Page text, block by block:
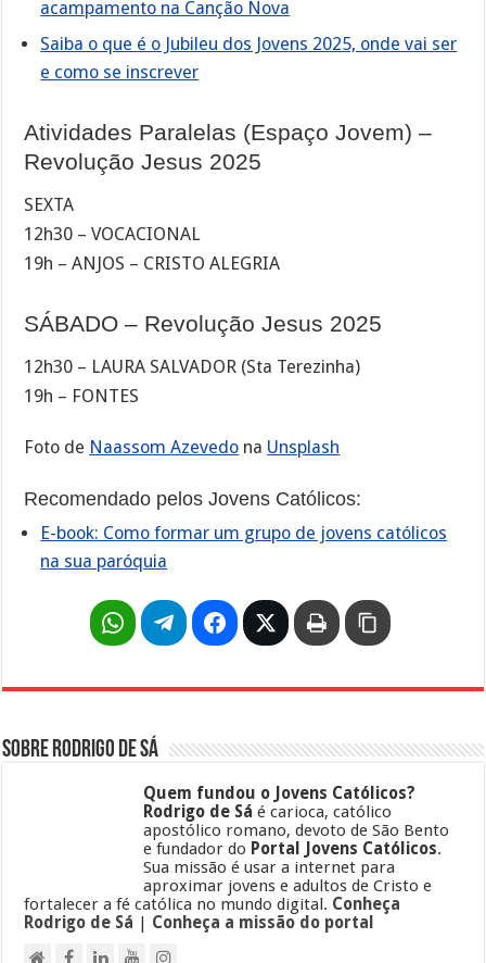
acampamento na Canção Nova
Saiba o que é o Jubileu dos Jovens 2025, onde vai ser
e como se inscrever
Atividades Paralelas (Espaço Jovem) –
Revolução Jesus 2025
SEXTA
12h30 – VOCACIONAL
19h – ANJOS – CRISTO ALEGRIA
SÁBADO – Revolução Jesus 2025
12h30 – LAURA SALVADOR (Sta Terezinha)
19h – FONTES
Foto de Naassom Azevedo na Unsplash
Recomendado pelos Jovens Católicos:
E-book: Como formar um grupo de jovens católicos
na sua paróquia
Sobre Rodrigo de Sá
Quem fundou o Jovens Católicos?
Rodrigo de Sá é carioca, católico
apostólico romano, devoto de São Bento
e fundador do Portal Jovens Católicos.
Sua missão é usar a internet para
aproximar jovens e adultos de Cristo e
fortalecer a fé católica no mundo digital. Conheça
Rodrigo de Sá | Conheça a missão do portal